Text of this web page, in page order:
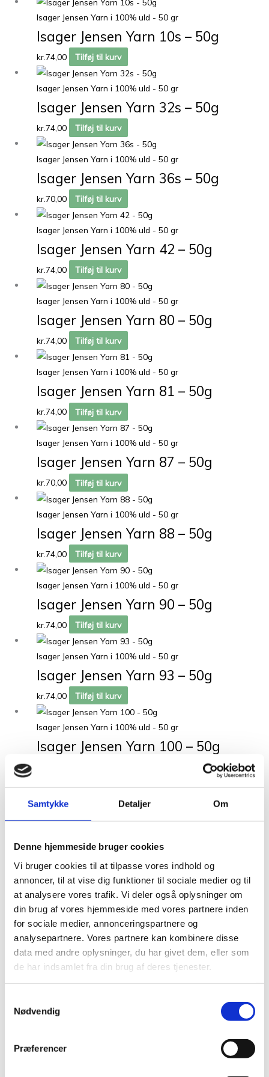
Samtykke Detaljer Om
Denne hjemmeside bruger cookies
Vi bruger cookies til at tilpasse vores indhold og
annoncer, til at vise dig funktioner til sociale medier og til
at analysere vores trafik. Vi deler også oplysninger om
din brug af vores hjemmeside med vores partnere inden
for sociale medier, annonceringspartnere og
analysepartnere. Vores partnere kan kombinere disse
data med andre oplysninger, du har givet dem, eller som
de har indsamlet fra din brug af deres tjenester.
Nødvendig
Præferencer
Isager Jensen Yarn i 100% uld - 50 gr
Isager Jensen Yarn 10s – 50g
kr.74,00 Tilføj til kurv
Isager Jensen Yarn i 100% uld - 50 gr
Isager Jensen Yarn 32s – 50g
kr.74,00 Tilføj til kurv
Isager Jensen Yarn i 100% uld - 50 gr
Isager Jensen Yarn 36s – 50g
kr.70,00 Tilføj til kurv
Isager Jensen Yarn i 100% uld - 50 gr
Isager Jensen Yarn 42 – 50g
kr.74,00 Tilføj til kurv
Isager Jensen Yarn i 100% uld - 50 gr
Isager Jensen Yarn 80 – 50g
kr.74,00 Tilføj til kurv
Isager Jensen Yarn i 100% uld - 50 gr
Isager Jensen Yarn 81 – 50g
kr.74,00 Tilføj til kurv
Isager Jensen Yarn i 100% uld - 50 gr
Isager Jensen Yarn 87 – 50g
kr.70,00 Tilføj til kurv
Isager Jensen Yarn i 100% uld - 50 gr
Isager Jensen Yarn 88 – 50g
kr.74,00 Tilføj til kurv
Isager Jensen Yarn i 100% uld - 50 gr
Isager Jensen Yarn 90 – 50g
kr.74,00 Tilføj til kurv
Isager Jensen Yarn i 100% uld - 50 gr
Isager Jensen Yarn 93 – 50g
kr.74,00 Tilføj til kurv
Isager Jensen Yarn i 100% uld - 50 gr
Isager Jensen Yarn 100 – 50g
Isager Jensen Yarn i 100% uld - 50 gr
Isager Jensen Yarn 58 – 50g
Isager Jensen Yarn i 100% uld - 50 gr
Isager Jensen Yarn 6s – 50g
kr.70,00 Tilføj til kurv
Isager Jensen Yarn i 100% uld - 50 gr
Isager Jensen Yarn 28 – 50g
Isager Jensen Yarn i 100% uld - 50 gr
kr.74,00